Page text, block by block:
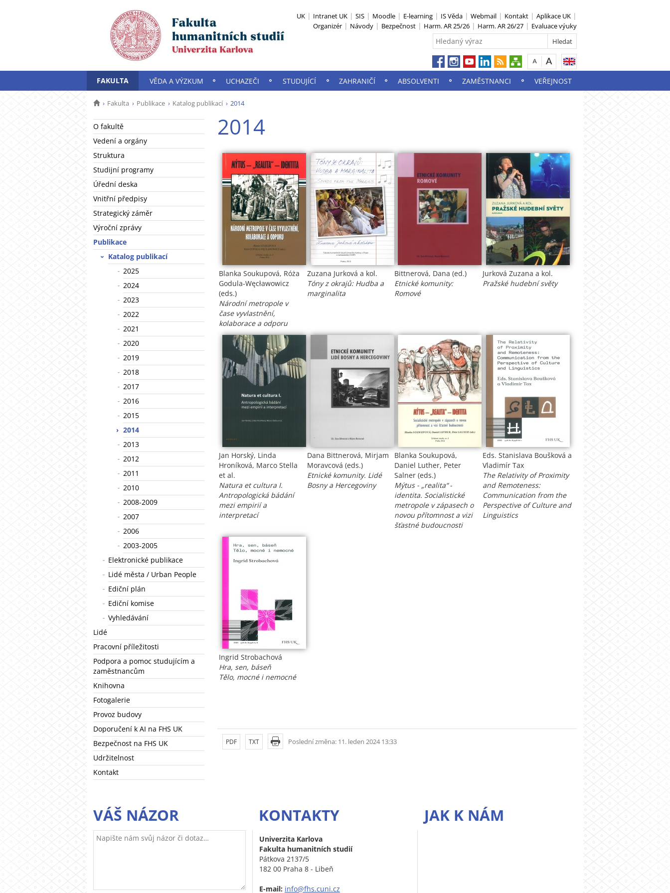
UK Intranet UK SIS Moodle E-learning IS Věda Webmail Kontakt
Aplikace UK
Organizér
Návody Bezpečnost Harm. AR 25/26 Harm. AR 26/27 Evaluace výuky
FAKULTA VĚDA A VÝZKUM UCHAZEČI STUDUJÍCÍ ZAHRANIČÍ ABSOLVENTI ZAMĚSTNANCI VEŘEJNOST
Fakulta Publikace Katalog publikací 2014
O fakultě
Vedení a orgány
Struktura
Studijní programy
Úřední deska
Vnitřní předpisy
Strategický záměr
Výroční zprávy
Publikace
Katalog publikací
2025
2024
2023
2022
2021
2020
2019
2018
2017
2016
2015
2014
2013
2012
2011
2010
2008-2009
2007
2006
2003-2005
Elektronické publikace
Lidé města / Urban People
Ediční plán
Ediční komise
Vyhledávání
Lidé
Pracovní příležitosti
Podpora a pomoc studujícím a
zaměstnancům
Knihovna
Fotogalerie
Provoz budovy
Doporučení k AI na FHS UK
Bezpečnost na FHS UK
Udržitelnost
Kontakt
2014
Blanka Soukupová, Róża
Godula-Węcławowicz
(eds.)
Národní metropole v
čase vyvlastnění,
kolaborace a odporu
Zuzana Jurková a kol.
Tóny z okrajů: Hudba a
marginalita
Bittnerová, Dana (ed.)
Etnické komunity:
Romové
Jurková Zuzana a kol.
Pražské hudební světy
Jan Horský, Linda
Hroníková, Marco Stella
et al.
Natura et cultura I.
Antropologická bádání
mezi empirií a
interpretací
Dana Bittnerová, Mirjam
Moravcová (eds.)
Etnické komunity. Lidé
Bosny a Hercegoviny
Blanka Soukupová,
Daniel Luther, Peter
Salner (eds.)
Mýtus - „realita“-
identita. Socialistické
metropole v zápasech o
novou přítomnost a vizi
šťastné budoucnosti
Eds. Stanislava Boušková a
Vladimír Tax
The Relativity of Proximity
and Remoteness:
Communication from the
Perspective of Culture and
Linguistics
Ingrid Strobachová
Hra, sen, báseň
Tělo, mocné i nemocné
Poslední změna: 11. leden 2024 13:33
PDF TXT
VÁŠ NÁZOR KONTAKTY
Univerzita Karlova
Fakulta humanitních studií
Pátkova 2137/5
182 00 Praha 8 - Libeň
E-mail: info@fhs.cuni.cz
JAK K NÁM